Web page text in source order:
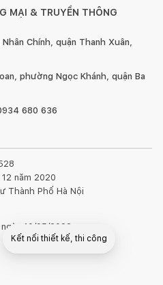
MẠI & TRUYỀN THÔNG
Chính, quận Thanh Xuân,
phường Ngọc Khánh, quận Ba
680 636
năm 2020
Thành Phố Hà Nội
10/05/2022
Kết nối thiết kế, thi công